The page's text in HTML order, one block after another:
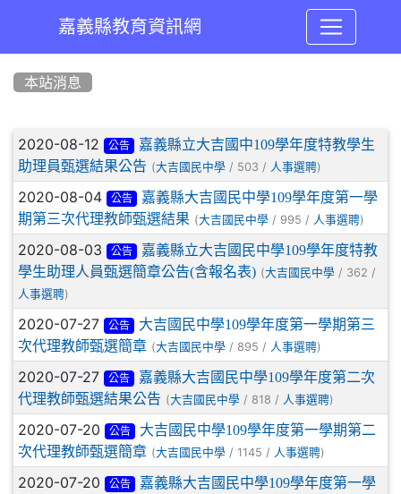
嘉義縣教育資訊網
本站消息
文章列表
2020-08-12 公告
嘉義縣立大吉國中109學年度特教學生
助理員甄選結果公告 (大吉國民中學 / 503 / 人事選聘)
2020-08-04 公告
嘉義縣大吉國民中學109學年度第一學
期第三次代理教師甄選結果 (大吉國民中學 / 995 / 人事選聘)
2020-08-03 公告
嘉義縣立大吉國民中學109學年度特教
學生助理人員甄選簡章公告(含報名表) (大吉國民中學 / 362 /
人事選聘)
2020-07-27 公告
大吉國民中學109學年度第一學期第三
次代理教師甄選簡章 (大吉國民中學 / 895 / 人事選聘)
2020-07-27 公告
嘉義縣大吉國民中學109學年度第二次
代理教師甄選結果公告 (大吉國民中學 / 818 / 人事選聘)
2020-07-20 公告
大吉國民中學109學年度第一學期第二
次代理教師甄選簡章 (大吉國民中學 / 1145 / 人事選聘)
2020-07-20 公告
嘉義縣大吉國民中學109學年度第一學